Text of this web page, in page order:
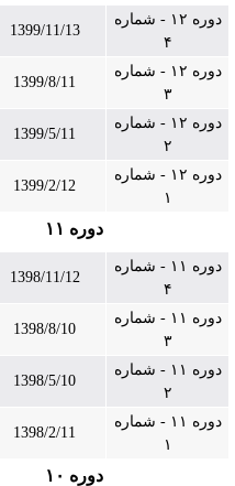
دوره ۱۲ - شماره
1399/11/13
دوره ۱۲ - شماره
1399/8/11
دوره ۱۲ - شماره
1399/5/11
دوره ۱۲ - شماره
1399/2/12
دوره ۱۱
دوره ۱۱ - شماره
1398/11/12
دوره ۱۱ - شماره
1398/8/10
دوره ۱۱ - شماره
1398/5/10
دوره ۱۱ - شماره
1398/2/11
دوره ۱۰